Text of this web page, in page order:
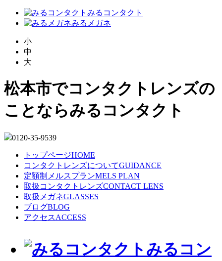
みるコンタクト
みるメガネ
小
中
大
松本市でコンタクトレンズの
ことならみるコンタクト
0120-35-9539
トップページHOME
コンタクトレンズについてGUIDANCE
定額制メルスプランMELS PLAN
取扱コンタクトレンズCONTACT LENS
取扱メガネGLASSES
ブログBLOG
アクセスACCESS
みるコン